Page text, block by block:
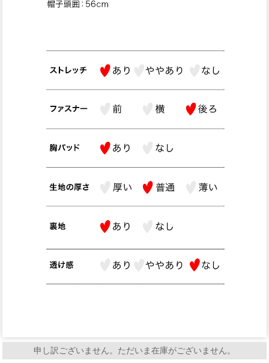
申し訳ございません。ただいま在庫がございません。